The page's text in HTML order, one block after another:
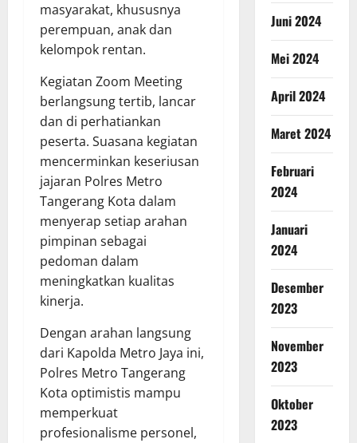
masyarakat, khususnya
perempuan, anak dan
kelompok rentan.
Kegiatan Zoom Meeting
berlangsung tertib, lancar
dan di perhatiankan
peserta. Suasana kegiatan
mencerminkan keseriusan
jajaran Polres Metro
Tangerang Kota dalam
menyerap setiap arahan
pimpinan sebagai
pedoman dalam
meningkatkan kualitas
kinerja.
Dengan arahan langsung
dari Kapolda Metro Jaya ini,
Polres Metro Tangerang
Kota optimistis mampu
memperkuat
profesionalisme personel,
Juni 2024
Mei 2024
April 2024
Maret 2024
Februari
2024
Januari
2024
Desember
2023
November
2023
Oktober
2023